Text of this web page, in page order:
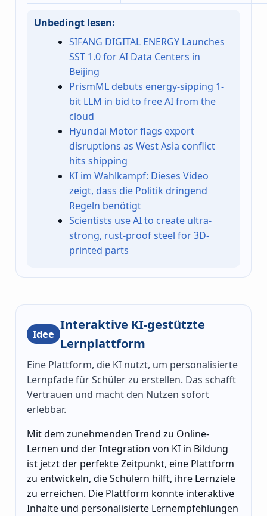
Unbedingt lesen:
SIFANG DIGITAL ENERGY Launches
SST 1.0 for AI Data Centers in
Beijing
PrismML debuts energy-sipping 1-
bit LLM in bid to free AI from the
cloud
Hyundai Motor flags export
disruptions as West Asia conflict
hits shipping
KI im Wahlkampf: Dieses Video
zeigt, dass die Politik dringend
Regeln benötigt
Scientists use AI to create ultra-
strong, rust-proof steel for 3D-
printed parts
Idee
Interaktive KI-gestützte
Lernplattform
Eine Plattform, die KI nutzt, um personalisierte
Lernpfade für Schüler zu erstellen. Das schafft
Vertrauen und macht den Nutzen sofort
erlebbar.
Mit dem zunehmenden Trend zu Online-
Lernen und der Integration von KI in Bildung
ist jetzt der perfekte Zeitpunkt, eine Plattform
zu entwickeln, die Schülern hilft, ihre Lernziele
zu erreichen. Die Plattform könnte interaktive
Inhalte und personalisierte Lernempfehlungen